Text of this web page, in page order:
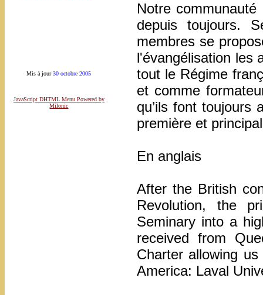
Mis à jour30 octobre 2005
JavaScript DHTML Menu Powered by
Milonic
Notre
depuis toujours.
membres se
l'évangélisation les
tout le Régime
et comme
qu’ils font
première et
En anglais
After the British
Revolution, the
Seminary into a
received from
Charter allowing
America: Laval